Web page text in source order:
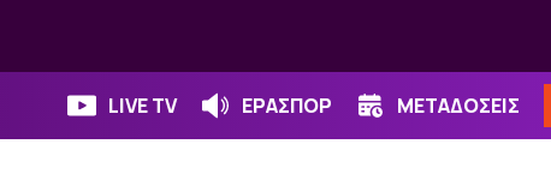
LIVE TV ΕΡΑΣΠΟΡ ΜΕΤΑΔΟΣΕΙΣ